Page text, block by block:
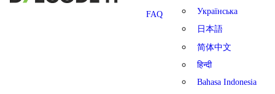
FAQ
Українська
日本語
简体中文
हिन्दी
Bahasa Indonesia